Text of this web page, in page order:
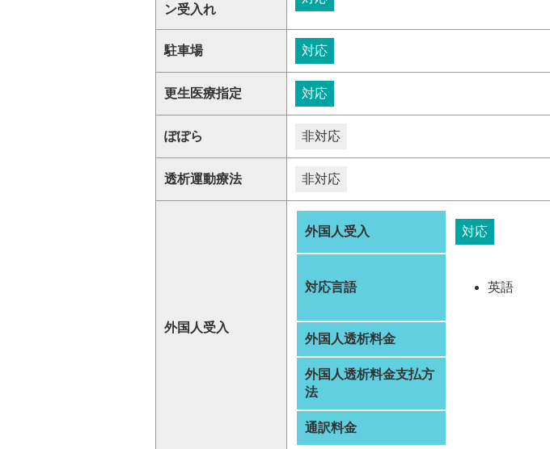
ン受入れ
駐車場 対応
更生医療指定 対応
ぽぽら 非対応
透析運動療法 非対応
外国人受入
外国人受入 対応
対応言語 英語
外国人透析料金
外国人透析料金支払方
法
通訳料金